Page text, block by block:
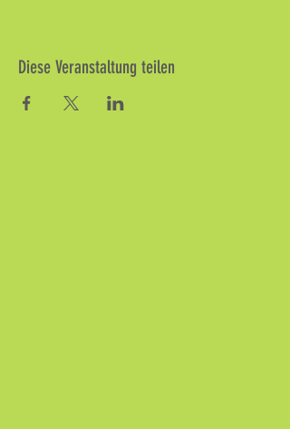
Diese Veranstaltung teilen